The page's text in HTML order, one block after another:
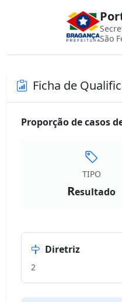
São
Ficha de
Proporção de casos
TIPO
Resultado
Diretriz
2